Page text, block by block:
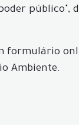
público",
formulário
Ambiente.